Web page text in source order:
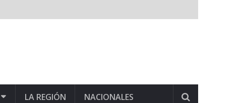
LA REGIÓN NACIONALES